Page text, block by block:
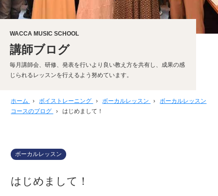
WACCA MUSIC SCHOOL
講師ブログ
毎月講師会、研修、発表を行いより良い教え方を共有し、成果の感
じられるレッスンを行えるよう努めています。
ホーム › ボイストレーニング › ボーカルレッスン ›
ボーカルレッスン
コースのブログ
› はじめまして！
ボーカルレッスン
はじめまして！